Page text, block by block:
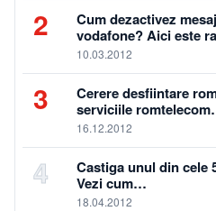
2
Cum dezactivez
vodafone? Aici este
10.03.2012
3
Cerere desfiintare
serviciile
16.12.2012
4
Castiga unul din cele
Vezi cum…
18.04.2012